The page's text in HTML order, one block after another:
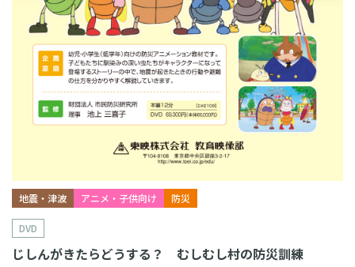
地震・津波 アニメ・子供向け 防災
DVD
じしんがきたらどうする？ むしむし村の防災訓練